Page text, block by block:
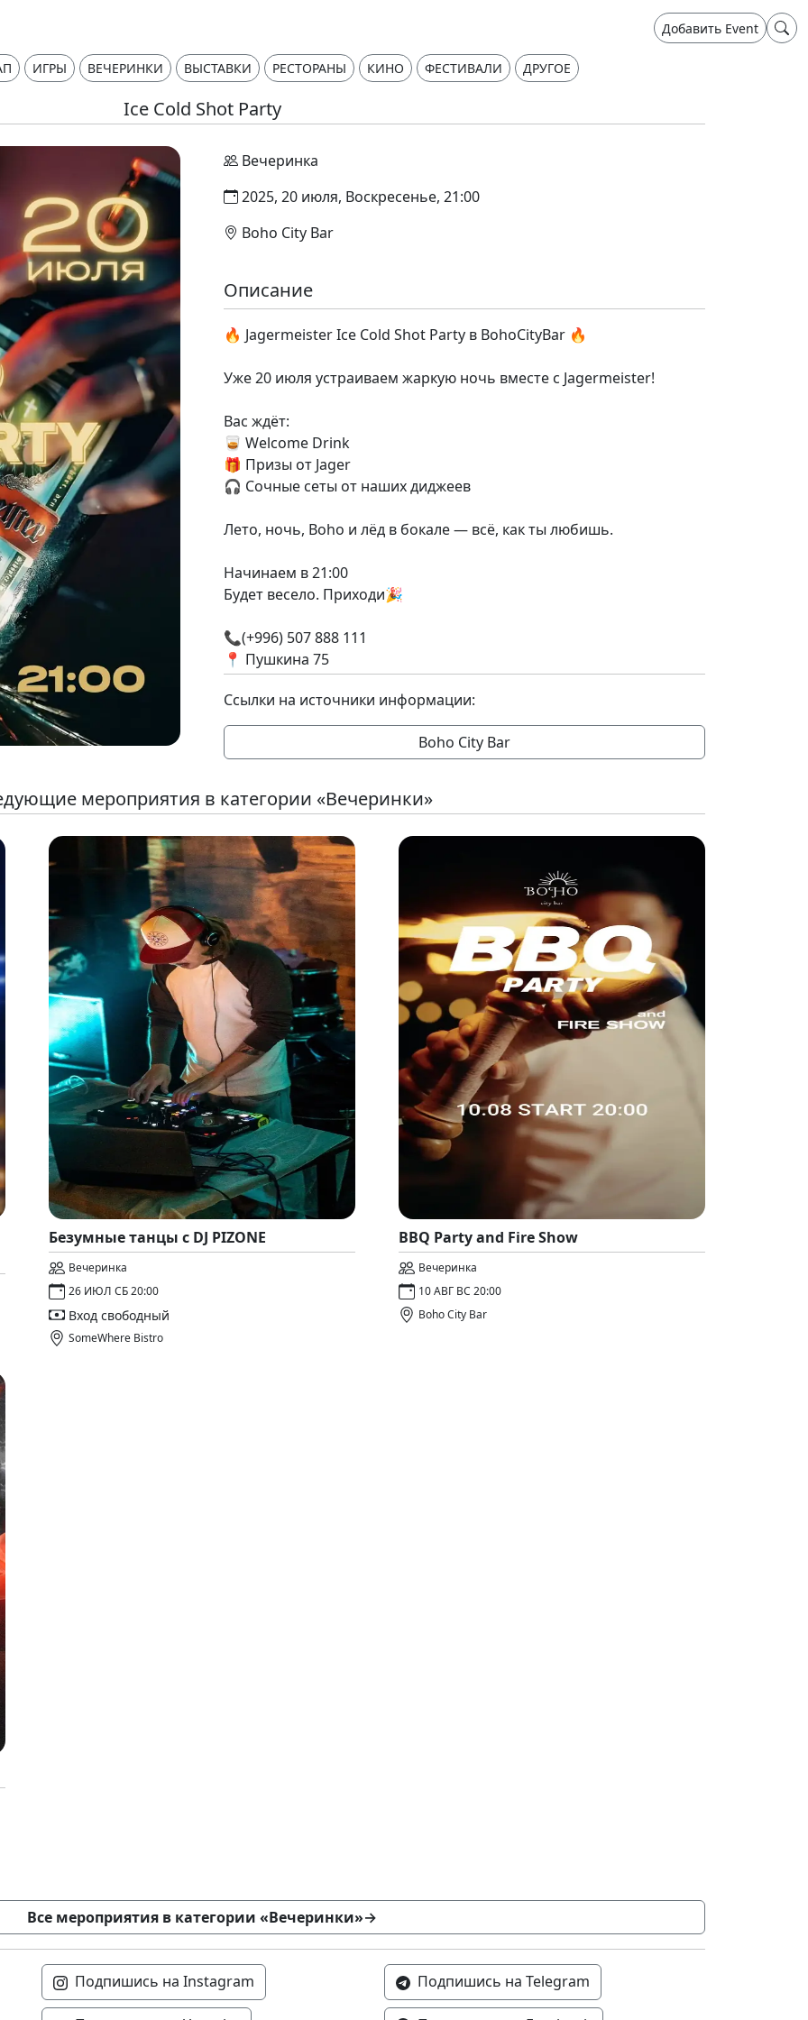
Добавить Event
ИГРЫ ВЕЧЕРИНКИ ВЫСТАВКИ РЕСТОРАНЫ КИНО ФЕСТИВАЛИ ДРУГОЕ
Ice Cold Shot Party
Вечеринка
2025, 20 июля, Воскресенье, 21:00
Boho City Bar
Описание
🔥 Jagermeister Ice Cold Shot Party в BohoCityBar 🔥
Уже 20 июля устраиваем жаркую ночь вместе с Jagermeister!
Вас ждёт:
🥃 Welcome Drink
🎁 Призы от Jager
🎧 Сочные сеты от наших диджеев
Лето, ночь, Boho и лёд в бокале — всё, как ты любишь.
Начинаем в 21:00
Будет весело. Приходи🎉
📞(+996) 507 888 111
📍 Пушкина 75
Ссылки на источники информации:
Boho City Bar
мероприятия в категории «Вечеринки»
Безумные танцы с DJ PIZONE
Вечеринка
26 ИЮЛ СБ 20:00
Вход свободный
SomeWhere Bistro
BBQ Party and Fire Show
Вечеринка
10 АВГ ВС 20:00
Boho City Bar
Все мероприятия в категории «Вечеринки»→
Подпишись на Instagram Подпишись на Telegram